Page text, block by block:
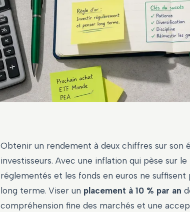
Obtenir un rendement à deux chiffres sur son
investisseurs. Avec une inflation qui pèse sur
réglementés et les fonds en euros ne
long terme. Viser un placement à 10 % par an
compréhension fine des marchés et une